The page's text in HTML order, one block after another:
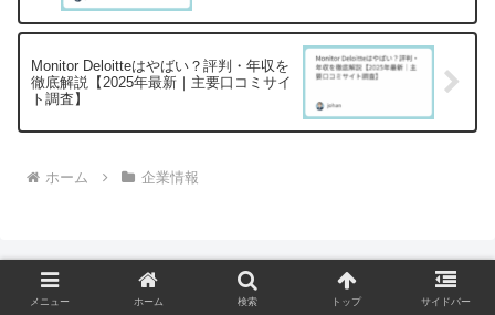
Monitor Deloitteはやばい？評判・年収を
徹底解説【2025年最新｜主要口コミサイ
ト調査】
ホーム 企業情報
メニュー ホーム 検索 トップ サイドバー